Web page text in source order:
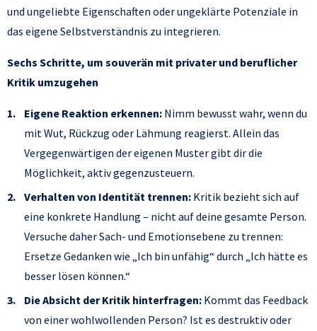
und ungeliebte Eigenschaften oder ungeklärte Potenziale in
das eigene Selbstverständnis zu integrieren.
Sechs Schritte, um souverän mit privater und beruflicher
Kritik umzugehen
Eigene Reaktion erkennen: Nimm bewusst wahr, wenn du
mit Wut, Rückzug oder Lähmung reagierst. Allein das
Vergegenwärtigen der eigenen Muster gibt dir die
Möglichkeit, aktiv gegenzusteuern.
Verhalten von Identität trennen: Kritik bezieht sich auf
eine konkrete Handlung – nicht auf deine gesamte Person.
Versuche daher Sach- und Emotionsebene zu trennen:
Ersetze Gedanken wie „Ich bin unfähig“ durch „Ich hätte es
besser lösen können.“
Die Absicht der Kritik hinterfragen: Kommt das Feedback
von einer wohlwollenden Person? Ist es destruktiv oder